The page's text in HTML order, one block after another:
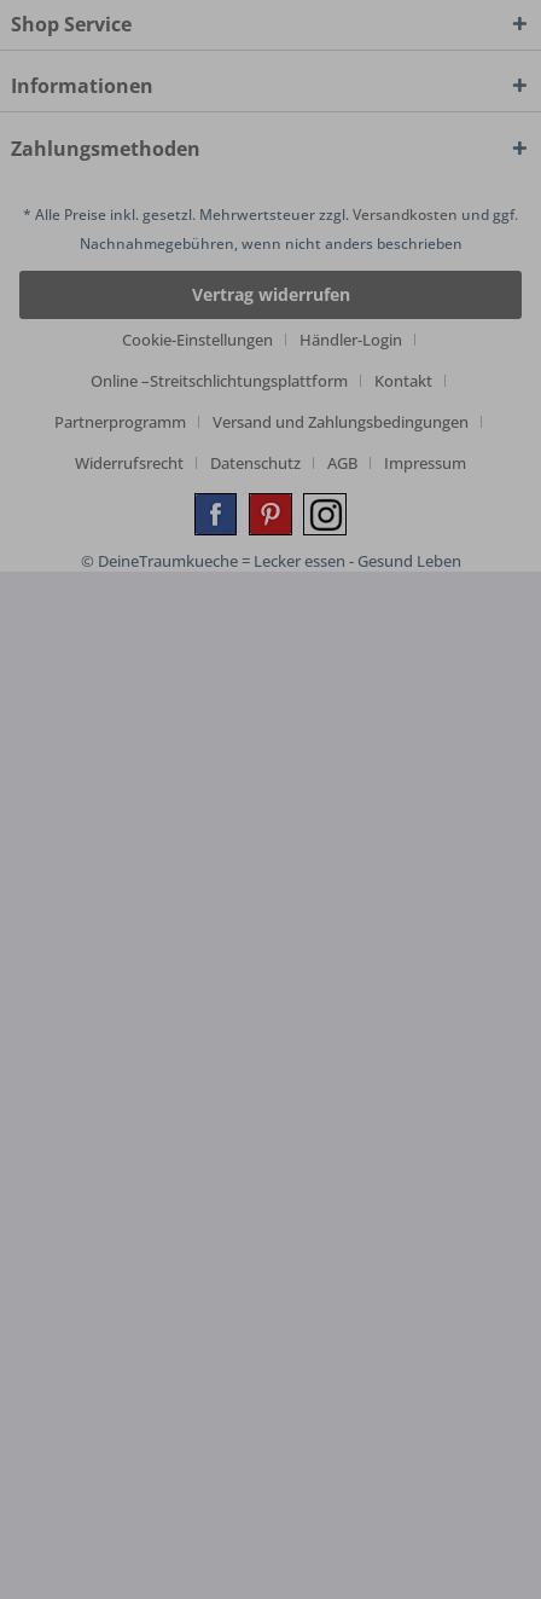
Shop Service
Informationen
Zahlungsmethoden
* Alle Preise inkl. gesetzl. Mehrwertsteuer zzgl.Versandkosten und ggf.
Nachnahmegebühren, wenn nicht anders beschrieben
Vertrag widerrufen
Cookie-Einstellungen
Händler-Login
Online –Streitschlichtungsplattform
Kontakt
Partnerprogramm
Versand und Zahlungsbedingungen
Widerrufsrecht
Datenschutz AGB Impressum
© DeineTraumkueche = Lecker essen - Gesund Leben